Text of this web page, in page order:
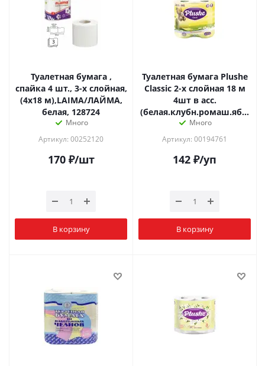
Туалетная бумага ,
спайка 4 шт., 3-х слойная,
(4х18 м),LAIMA/ЛАЙМА,
белая, 128724
Много
Артикул: 00252120
170₽/шт
В корзину
Туалетная бумага Plushe
Classic 2-х слойная 18 м
4шт в асс.
Много
Артикул: 00194761
142 ₽/уп
В корзину